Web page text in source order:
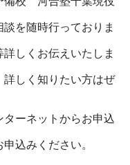
を随時行っておりま
しくお伝えいたしま
しく知りたい方はぜ
ターネットからお申込
込みください。